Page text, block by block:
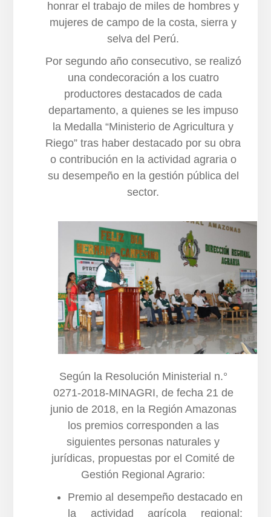
honrar el trabajo de miles de hombres y
mujeres de campo de la costa, sierra y
selva del Perú.
Por segundo año consecutivo, se realizó
una condecoración a los cuatro
productores destacados de cada
departamento, a quienes se les impuso
la Medalla “Ministerio de Agricultura y
Riego” tras haber destacado por su obra
o contribución en la actividad agraria o
su desempeño en la gestión pública del
sector.
Según la Resolución Ministerial n.°
0271-2018-MINAGRI, de fecha 21 de
junio de 2018, en la Región Amazonas
los premios corresponden a las
siguientes personas naturales y
jurídicas, propuestas por el Comité de
Gestión Regional Agrario:
Premio al desempeño destacado en
la actividad agrícola regional: